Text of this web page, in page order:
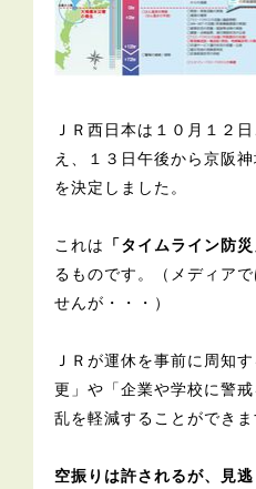
ＪＲ西日本は１０月１２
え、１３日午後から京阪
を決定しました。
これは 「タイムライン防
るものです。（メディア
せんが・・・）
ＪＲが運休を事前に周知
更」や「企業や学校に警
乱を軽減することができま
空振りは許されるが、見逃